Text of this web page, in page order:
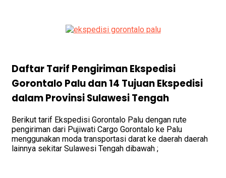
Daftar Tarif Pengiriman Ekspedisi
Gorontalo Palu dan 14 Tujuan Ekspedisi
dalam Provinsi Sulawesi Tengah
Berikut tarif Ekspedisi Gorontalo Palu dengan rute
pengiriman dari Pujiwati Cargo Gorontalo ke Palu
menggunakan moda transportasi darat ke daerah daerah
lainnya sekitar Sulawesi Tengah dibawah ;